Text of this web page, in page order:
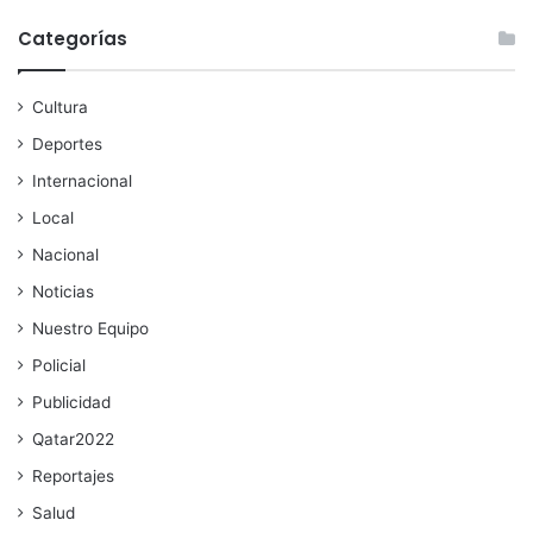
Categorías
Cultura
Deportes
Internacional
Local
Nacional
Noticias
Nuestro Equipo
Policial
Publicidad
Qatar2022
Reportajes
Salud